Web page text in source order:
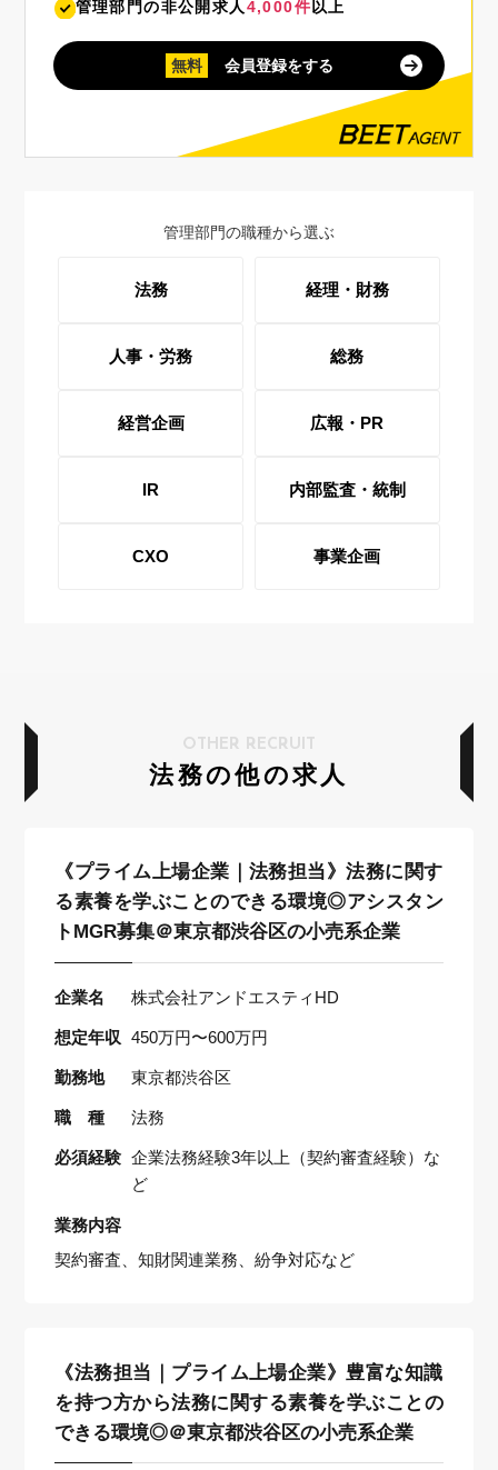
管理部門の非公開求人4,000件以上
無料 会員登録をする
管理部門の職種から選ぶ
法務 経理・財務
人事・労務 総務
経営企画 広報・PR
IR 内部監査・統制
CXO 事業企画
法務の他の求人
OTHER RECRUIT
《プライム上場企業｜法務担当》法務に関す
る素養を学ぶことのできる環境◎アシスタン
トMGR募集＠東京都渋谷区の小売系企業
企業名 株式会社アンドエスティHD
想定年収 450万円〜600万円
勤務地 東京都渋谷区
職 種 法務
必須経験 企業法務経験3年以上（契約審査経験）な
ど
業務内容
契約審査、知財関連業務、紛争対応など
《法務担当｜プライム上場企業》豊富な知識
を持つ方から法務に関する素養を学ぶことの
できる環境◎＠東京都渋谷区の小売系企業